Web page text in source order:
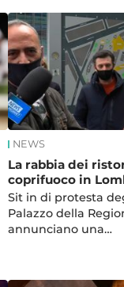
NEWS
La rabbia dei
coprifuoco in
Sit in di protesta
Palazzo della
annunciano una…